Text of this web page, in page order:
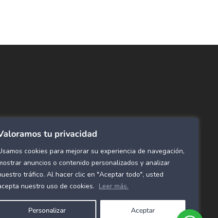
tu privacidad
cookies para mejorar su experiencia de navegación,
anuncios o contenido personalizados y analizar
tráfico. Al hacer clic en "Aceptar todo", usted
nuestro uso de cookies. Leer más.
Personalizar Aceptar
para pared
Residenciales
decorativos para pared
Flex
para gimnasio